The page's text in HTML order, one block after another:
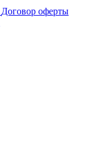
Договор оферты